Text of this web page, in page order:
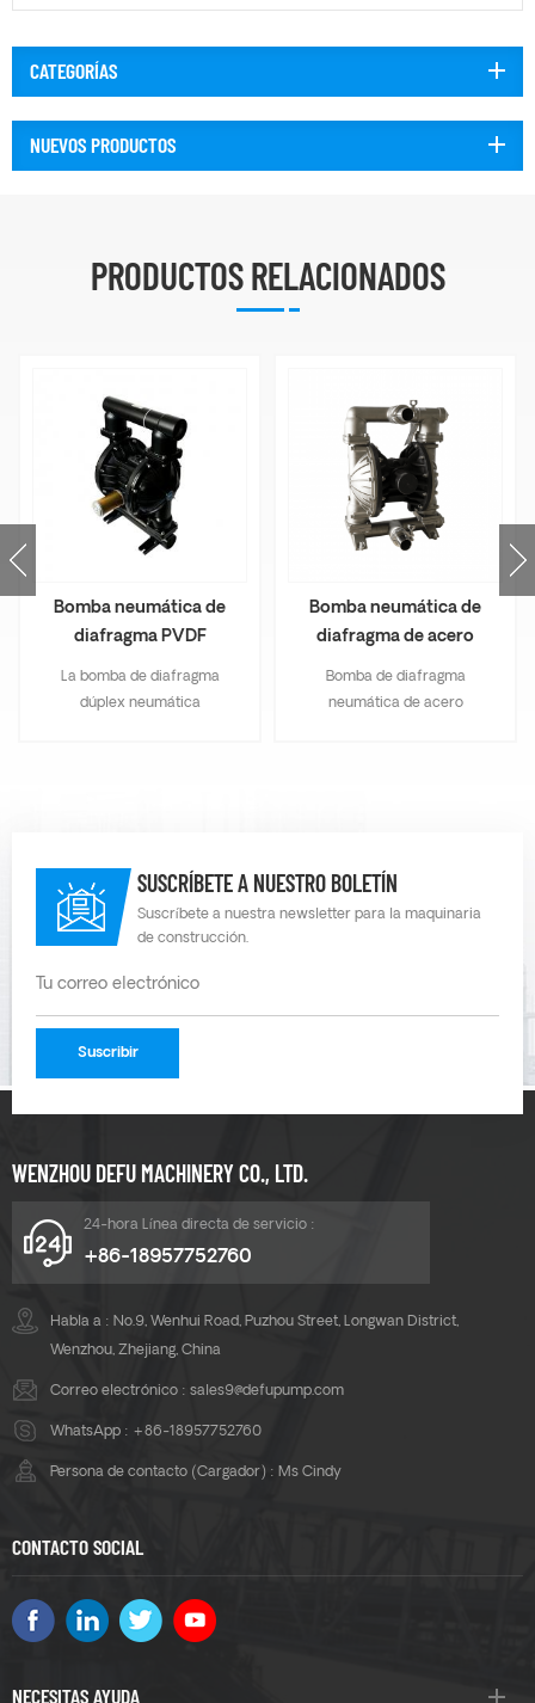
CATEGORÍAS
NUEVOS PRODUCTOS
PRODUCTOS RELACIONADOS
Bomba neumática de
diafragma PVDF
La bomba de diafragma
dúplex neumática
AOK80 PVDF puede hacer
el 100% de la utilización de
energía. Cuando la salida de
neumática está cerrada, la
bomba química de
diafragma dúplex operada
desgaste, sobrecarga,
fenómeno de
calentamiento.
Bomba neumática de
diafragma de acero
inoxidable SS304
AOK40
Bomba de diafragma
neumática de acero
exterior. Es un tipo de
bomba de diafragma
SUSCRÍBETE A NUESTRO BOLETÍN
Suscríbete a nuestra newsletter para la maquinaria
de construcción.
WENZHOU DEFU MACHINERY CO., LTD.
24-hora Línea directa de servicio :
+86-18957752760
Habla a : No.9, Wenhui Road, Puzhou Street, Longwan District,
Wenzhou, Zhejiang, China
Correo electrónico : sales9@defupump.com
WhatsApp : +86-18957752760
Persona de contacto (Cargador) : Ms Cindy
CONTACTO SOCIAL
NECESITAS AYUDA